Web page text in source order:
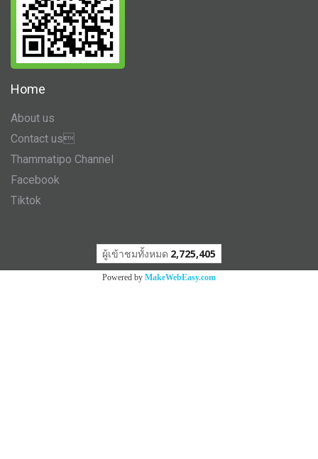
Home
About us
Contact us
Thammatipo Channel
Facebook
Tiktok
ผู้เข้าชมทั้งหมด 2,725,405
Powered by MakeWebEasy.com